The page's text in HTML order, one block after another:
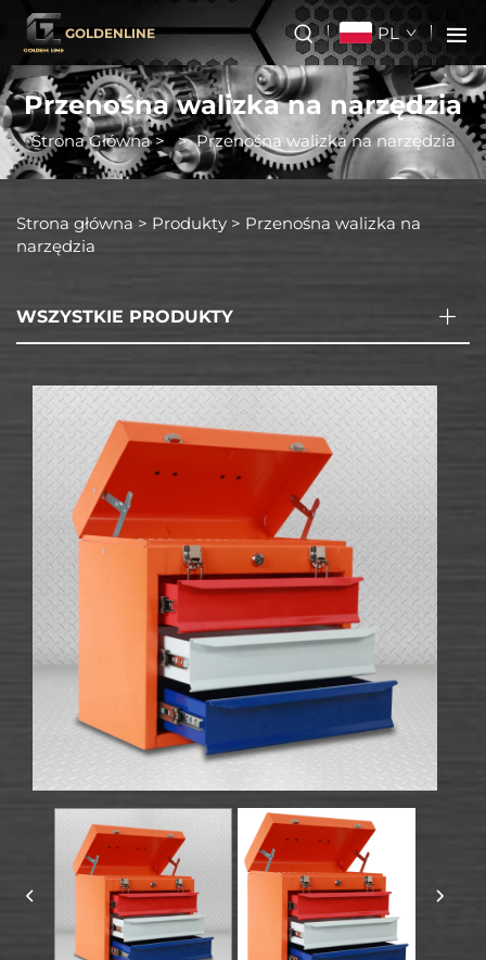
GOLDENLINE PL
Przenośna walizka na narzędzia
Strona Główna> >Przenośna walizka na narzędzia
Strona główna > Produkty > Przenośna walizka na
narzędzia
WSZYSTKIE PRODUKTY